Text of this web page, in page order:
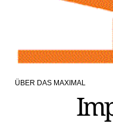
POSTED
ÜBER DAS MAXIMAL